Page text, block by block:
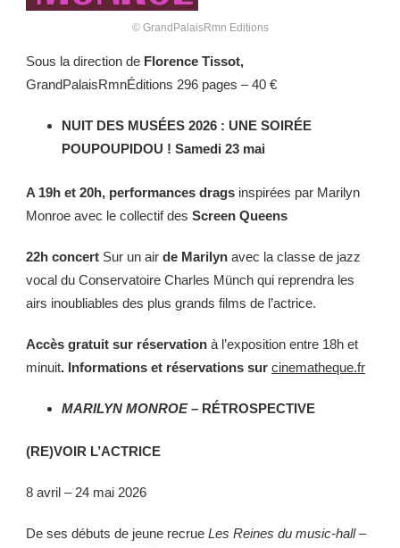
© GrandPalaisRmn Editions
Sous la direction de Florence Tissot,
GrandPalaisRmnÉditions 296 pages – 40 €
NUIT DES MUSÉES 2026 : UNE SOIRÉE
POUPOUPIDOU ! Samedi 23 mai
A 19h et 20h, performances drags inspirées par Marilyn
Monroe avec le collectif des Screen Queens
22h concert Sur un air de Marilyn avec la classe de jazz
vocal du Conservatoire Charles Münch qui reprendra les
airs inoubliables des plus grands films de l’actrice.
Accès gratuit sur réservation à l’exposition entre 18h et
minuit. Informations et réservations sur cinematheque.fr
MARILYN MONROE– RÉTROSPECTIVE
(RE)VOIR L’ACTRICE
8 avril – 24 mai 2026
De ses débuts de jeune recrue Les Reines du music-hall –